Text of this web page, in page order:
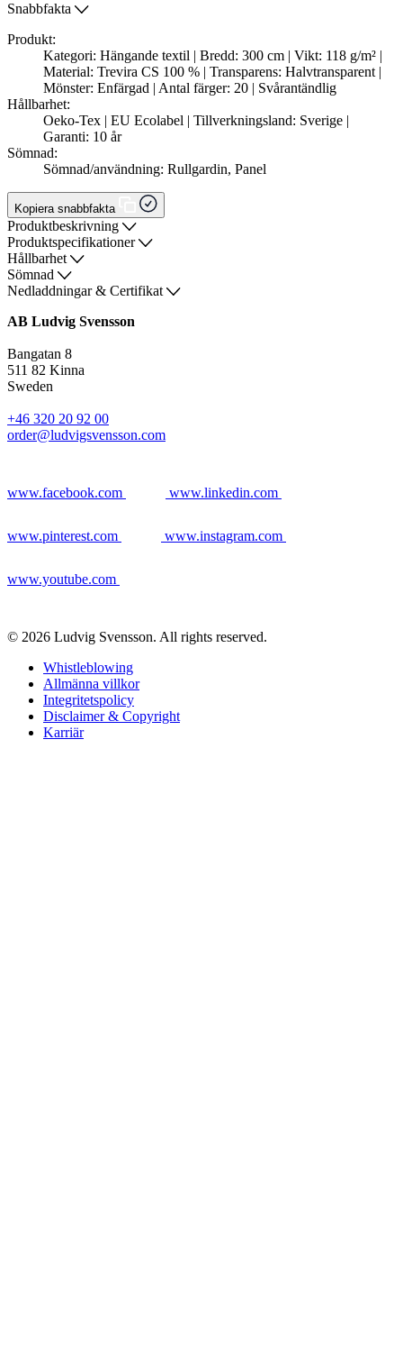
Snabbfakta
Produkt:
Kategori: Hängande textil | Bredd: 300 cm | Vikt: 118 g/m² |
Material: Trevira CS 100 % | Transparens: Halvtransparent |
Mönster: Enfärgad | Antal färger: 20 | Svårantändlig
Hållbarhet:
Oeko-Tex | EU Ecolabel | Tillverkningsland: Sverige |
Garanti: 10 år
Sömnad:
Sömnad/användning: Rullgardin, Panel
Kopiera snabbfakta
Produktbeskrivning
Produktspecifikationer
Hållbarhet
Sömnad
Nedladdningar & Certifikat
AB Ludvig Svensson
Bangatan 8
511 82 Kinna
Sweden
+46 320 20 92 00
order@ludvigsvensson.com
www.facebook.com www.linkedin.com
www.pinterest.com www.instagram.com
www.youtube.com
© 2026 Ludvig Svensson. All rights reserved.
Whistleblowing
Allmänna villkor
Integritetspolicy
Disclaimer & Copyright
Karriär